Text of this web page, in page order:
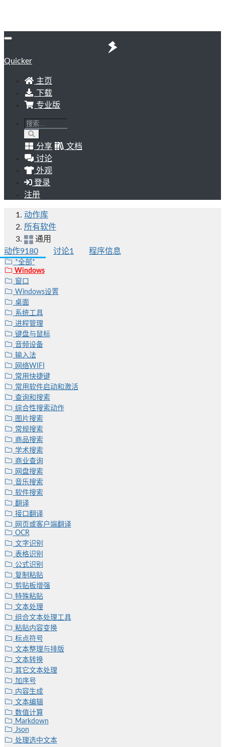
Quicker
主页
下载
专业版
分享
文档
讨论
外观
登录
注册
动作库
所有软件
通用
动作9180 讨论1 程序信息
*全部*
Windows
窗口
Windows设置
桌面
系统工具
进程管理
键盘与鼠标
音频设备
输入法
网络WIFI
常用快捷键
常用软件启动和激活
查询和搜索
综合性搜索动作
图片搜索
常规搜索
商品搜索
学术搜索
商业查询
网盘搜索
音乐搜索
软件搜索
翻译
接口翻译
网页或客户端翻译
OCR
文字识别
表格识别
公式识别
复制粘贴
剪贴板增强
特殊粘贴
文本处理
组合文本处理工具
粘贴内容变换
标点符号
文本整理与排版
文本转换
其它文本处理
加序号
内容生成
文本编辑
数值计算
Markdown
Json
处理选中文本